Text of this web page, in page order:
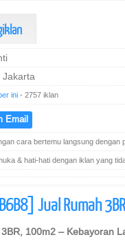
Jakarta
ini - 2757 iklan
Email
cara bertemu langsung
& hati-hati dengan iklan yang
Jual Rumah
100m2 – Kebayoran